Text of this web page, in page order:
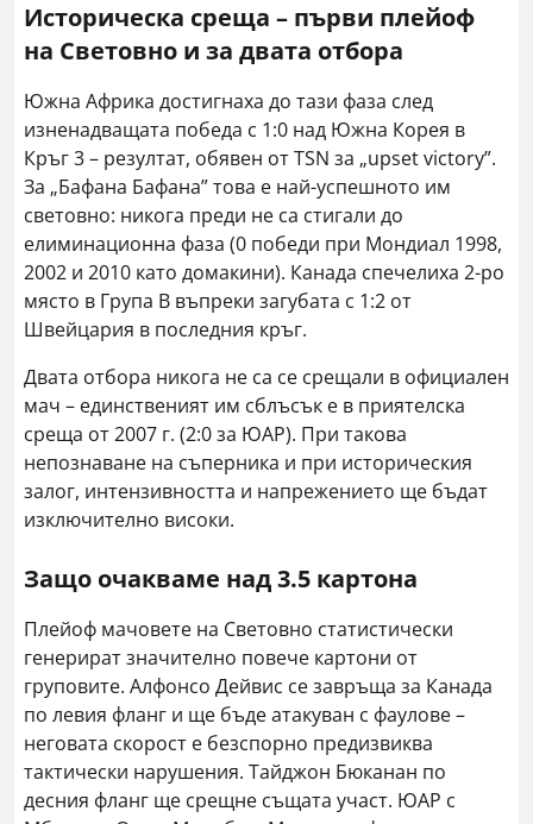
Историческа среща – първи плейоф
на Световно и за двата отбора
Южна Африка достигнаха до тази фаза след
изненадващата победа с 1:0 над Южна Корея в
Кръг 3 – резултат, обявен от TSN за „upset victory”.
За „Бафана Бафана” това е най-успешното им
световно: никога преди не са стигали до
елиминационна фаза (0 победи при Мондиал 1998,
2002 и 2010 като домакини). Канада спечелиха 2-ро
място в Група B въпреки загубата с 1:2 от
Швейцария в последния кръг.
Двата отбора никога не са се срещали в официален
мач – единственият им сблъсък е в приятелска
среща от 2007 г. (2:0 за ЮАР). При такова
непознаване на съперника и при историческия
залог, интензивността и напрежението ще бъдат
изключително високи.
Защо очакваме над 3.5 картона
Плейоф мачовете на Световно статистически
генерират значително повече картони от
груповите. Алфонсо Дейвис се завръща за Канада
по левия фланг и ще бъде атакуван с фаулове –
неговата скорост е безспорно предизвиква
тактически нарушения. Тайджон Бюканан по
десния фланг ще срещне същата участ. ЮАР с